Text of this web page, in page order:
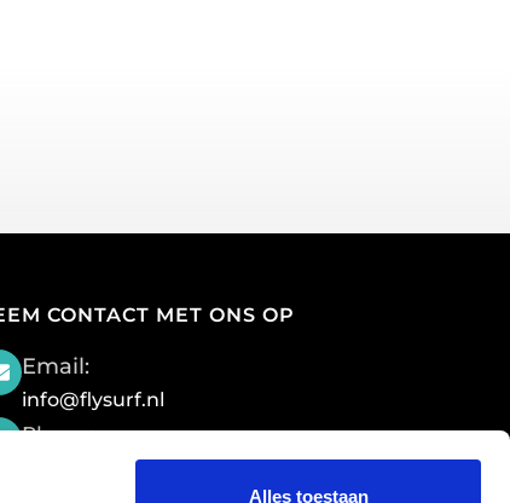
Alles toestaan
CONTACT MET ONS OP
Email:
info@flysurf.nl
Phone:
+316 2134 3696